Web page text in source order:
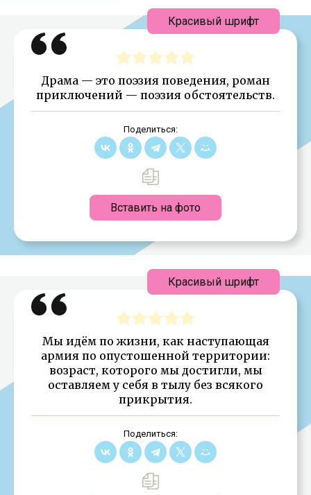
Драма — это поэзия поведения, роман
приключений — поэзия обстоятельств.
Поделиться:
Вставить на фото
Красивый шрифт
Мы идём по жизни, как наступающая
армия по опустошенной территории:
возраст, которого мы достигли, мы
оставляем у себя в тылу без всякого
прикрытия.
Поделиться:
Красивый шрифт